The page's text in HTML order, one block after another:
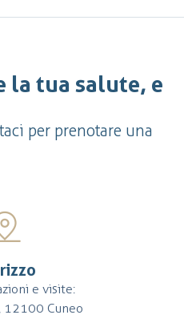
la tua salute, e
per prenotare una
e visite:
12100 Cuneo